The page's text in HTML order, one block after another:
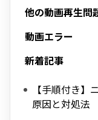
他の動画再生問
動画エラー
新着記事
【手順付き】
原因と対処法